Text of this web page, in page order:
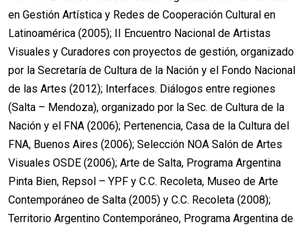
en Gestión Artística y Redes de Cooperación Cultural en
Latinoamérica (2005); II Encuentro Nacional de Artistas
Visuales y Curadores con proyectos de gestión, organizado
por la Secretaría de Cultura de la Nación y el Fondo Nacional
de las Artes (2012); Interfaces. Diálogos entre regiones
(Salta – Mendoza), organizado por la Sec. de Cultura de la
Nación y el FNA (2006); Pertenencia, Casa de la Cultura del
FNA, Buenos Aires (2006); Selección NOA Salón de Artes
Visuales OSDE (2006); Arte de Salta, Programa Argentina
Pinta Bien, Repsol – YPF y C.C. Recoleta, Museo de Arte
Contemporáneo de Salta (2005) y C.C. Recoleta (2008);
Territorio Argentino Contemporáneo, Programa Argentina de